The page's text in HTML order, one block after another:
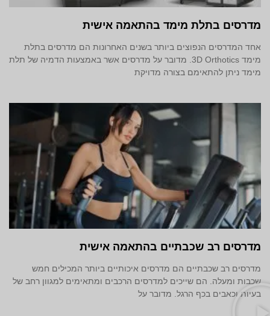
מדרסים בתלת מימד‎ בהתאמה אישית
אחד המדרסים הנפוצים ביותר בשנים האחרונות הם מדרסים בתלת
מימד 3D Orthotics. מדובר על מדרסים אשר באמצעות הדמיה של תלת
מימד ניתן להתאימם בצורה מדויקת
מדרסים רב שכבתיים בהתאמה אישית
מדרסים רב שכבתיים הם מדרסים איכותיים ביותר המכילים חמש
שכבות ומעלה. הם שייכים למדרסים הרכבים ומתאימים למגוון רחב של
בעיות וכאבים בכף הרגל. מדובר על